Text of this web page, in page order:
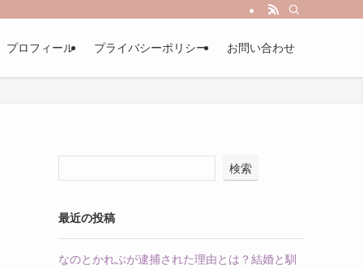
プロフィール プライバシーポリシー お問い合わせ
検索
最近の投稿
なのとかれぶが逮捕された理由とは？結婚と馴